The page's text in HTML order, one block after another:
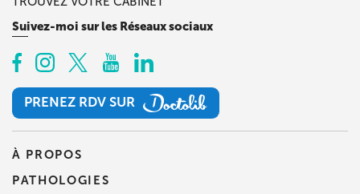
Suivez-moi sur les Réseaux sociaux
PRENEZ RDV SUR
PRENEZ RDV SUR
À PROPOS
PATHOLOGIES